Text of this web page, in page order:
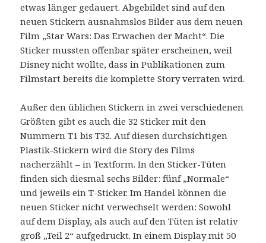
etwas länger gedauert. Abgebildet sind auf den
neuen Stickern ausnahmslos Bilder aus dem neuen
Film „Star Wars: Das Erwachen der Macht“. Die
Sticker mussten offenbar später erscheinen, weil
Disney nicht wollte, dass in Publikationen zum
Filmstart bereits die komplette Story verraten wird.
Außer den üblichen Stickern in zwei verschiedenen
Größten gibt es auch die 32 Sticker mit den
Nummern T1 bis T32. Auf diesen durchsichtigen
Plastik-Stickern wird die Story des Films
nacherzählt – in Textform. In den Sticker-Tüten
finden sich diesmal sechs Bilder: fünf „Normale“
und jeweils ein T-Sticker. Im Handel können die
neuen Sticker nicht verwechselt werden: Sowohl
auf dem Display, als auch auf den Tüten ist relativ
groß „Teil 2“ aufgedruckt. In einem Display mit 50